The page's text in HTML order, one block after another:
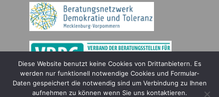
Gefördert durch
Diese Website benutzt keine Cookies von Drittanbietern. Es
werden nur funktionell notwendige Cookies und Formular-
Daten gespeichert die notwendig sind um Verbindung zu Ihnen
aufnehmen zu können wenn Sie uns kontaktieren.